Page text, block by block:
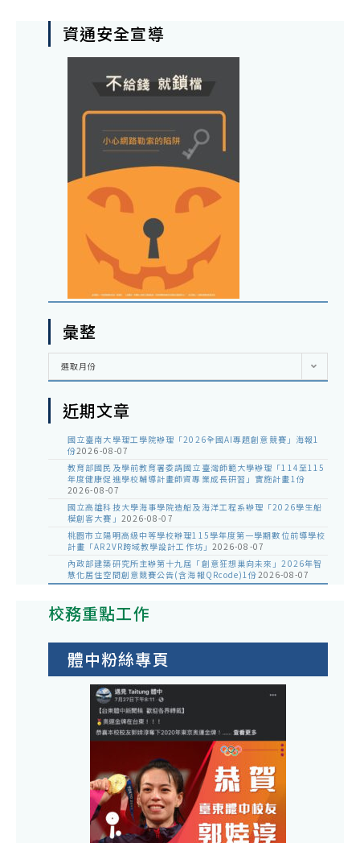
資通安全宣導
彙整
彙
選取月份
近期文章
國立臺南大學理工學院辦理「2026全國AI專題創意競賽」海報1
份2026-08-07
教育部國民及學前教育署委請國立臺灣師範大學辦理「114至115
年度健康促進學校輔導計畫師資專業成長研習」實施計畫1份
2026-08-07
國立高雄科技大學海事學院造船及海洋工程系辦理「2026學生船
模創客大賽」 2026-08-07
桃園市立陽明高級中等學校辦理115學年度第一學期數位前導學校
計畫「AR2VR跨域教學設計工作坊」 2026-08-07
內政部建築研究所主辦第十九屆「創意狂想巢向未來」2026年智
慧化居住空間創意競賽公告(含海報QRcode)1份2026-08-07
校務重點工作
體中粉絲專頁